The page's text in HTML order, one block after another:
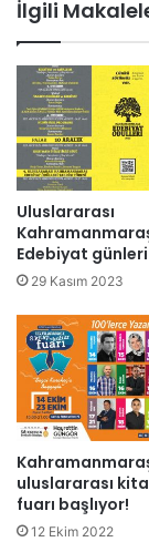
İlgili
Uluslararası
Edebiyat
29 Kasım 2023
uluslararası
fuarı başlıyor!
12 Ekim 2022